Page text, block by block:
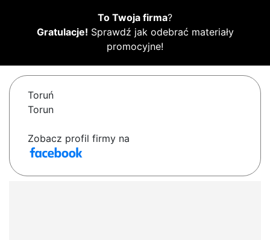
To Twoja firma?
Gratulacje! Sprawdź jak odebrać materiały
promocyjne!
Toruń
Torun
Zobacz profil firmy na